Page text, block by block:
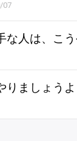
07
人は、こう
ましょうよ